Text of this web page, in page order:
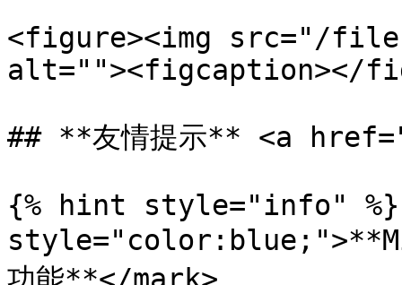
<figure><img src="/
alt=""><figcaption></
## **友情提示** <a
{% hint style="info" %}